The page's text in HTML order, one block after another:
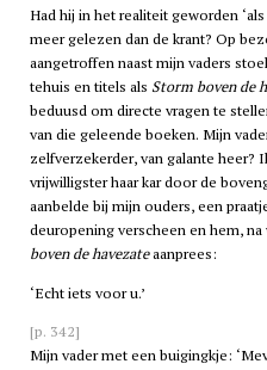
Had hij in het realiteit geworden
meer gelezen dan de krant? Op
aangetroffen naast mijn vaders
tehuis en titels als Storm boven de
beduusd om directe vragen te
van die geleende boeken. Mijn
zelfverzekerder, van galante heer?
vrijwilligster haar kar door de
aanbelde bij mijn ouders, een
deuropening verscheen en hem,
boven de havezateaanprees:
‘Echt iets voor u.’
[p. 342]
Mijn vader met een buigingkje: